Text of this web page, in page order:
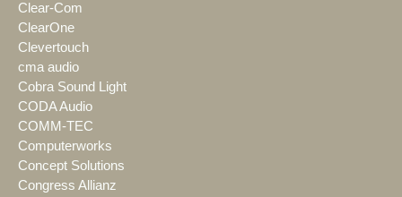
Clear-Com
ClearOne
Clevertouch
cma audio
Cobra Sound Light
CODA Audio
COMM-TEC
Computerworks
Concept Solutions
Congress Allianz